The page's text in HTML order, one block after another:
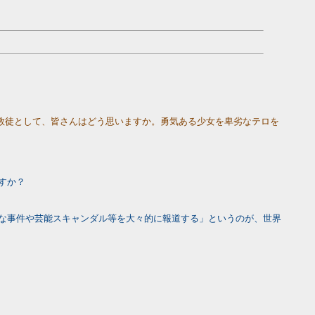
として、皆さんはどう思いますか。勇気ある少女を卑劣なテロを
か？
件や芸能スキャンダル等を大々的に報道する」というのが、世界